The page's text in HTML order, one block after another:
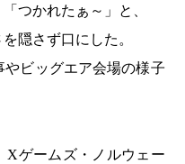
つかれたぁ～」と、
隠さず口にした。
ビッグエア会場の様子
Xゲームズ・ノルウェー